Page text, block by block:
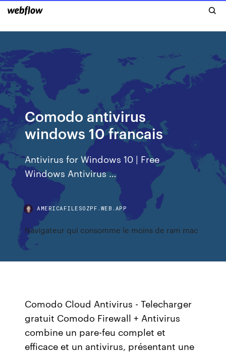
Comodo antivirus
windows 10 francais
Antivirus for Windows 10 | Free
Windows Antivirus …
AMERICAFILESOZPF.WEB.APP
Navigateur qui consomme le moins de ram mac
Comodo Cloud Antivirus - Telecharger
gratuit Comodo Firewall + Antivirus
combine un pare-feu complet et
efficace et un antivirus, présentant une